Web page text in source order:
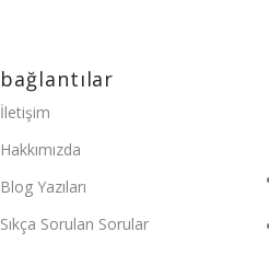
bağlantılar
İletişim
Hakkımızda
Blog Yazıları
Sıkça Sorulan Sorular